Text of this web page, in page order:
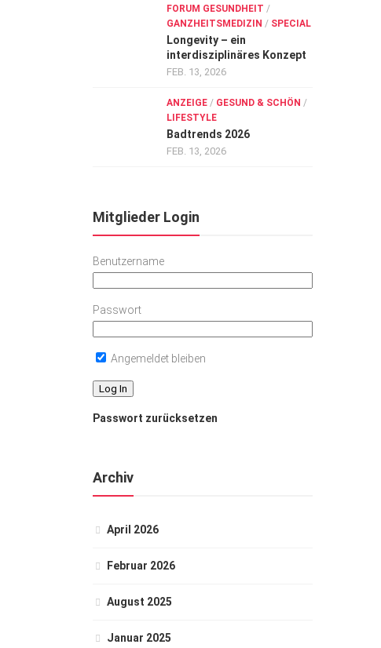
FORUM GESUNDHEIT /
GANZHEITSMEDIZIN / SPECIAL
Longevity – ein
interdisziplinäres Konzept
FEB. 13, 2026
ANZEIGE / GESUND & SCHÖN /
LIFESTYLE
Badtrends 2026
FEB. 13, 2026
Mitglieder Login
Benutzername
Passwort
Angemeldet bleiben
Passwort zurücksetzen
Archiv
April 2026
Februar 2026
August 2025
Januar 2025